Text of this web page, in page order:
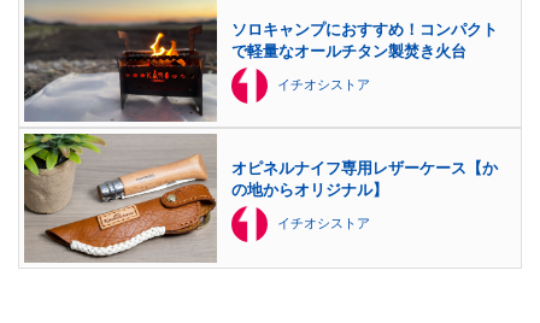
ソロキャンプにおすすめ！コンパクト
で軽量なオールチタン製焚き火台
イチオシストア
オピネルナイフ専用レザーケース【か
の地からオリジナル】
イチオシストア